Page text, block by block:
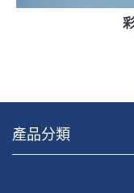
產品分類